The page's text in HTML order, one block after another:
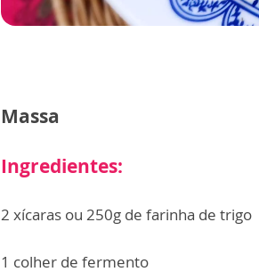
Massa
Ingredientes:
2 xícaras ou 250g de farinha de trigo
1 colher de fermento